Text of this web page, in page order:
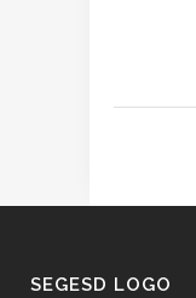
SEGESD LOGO